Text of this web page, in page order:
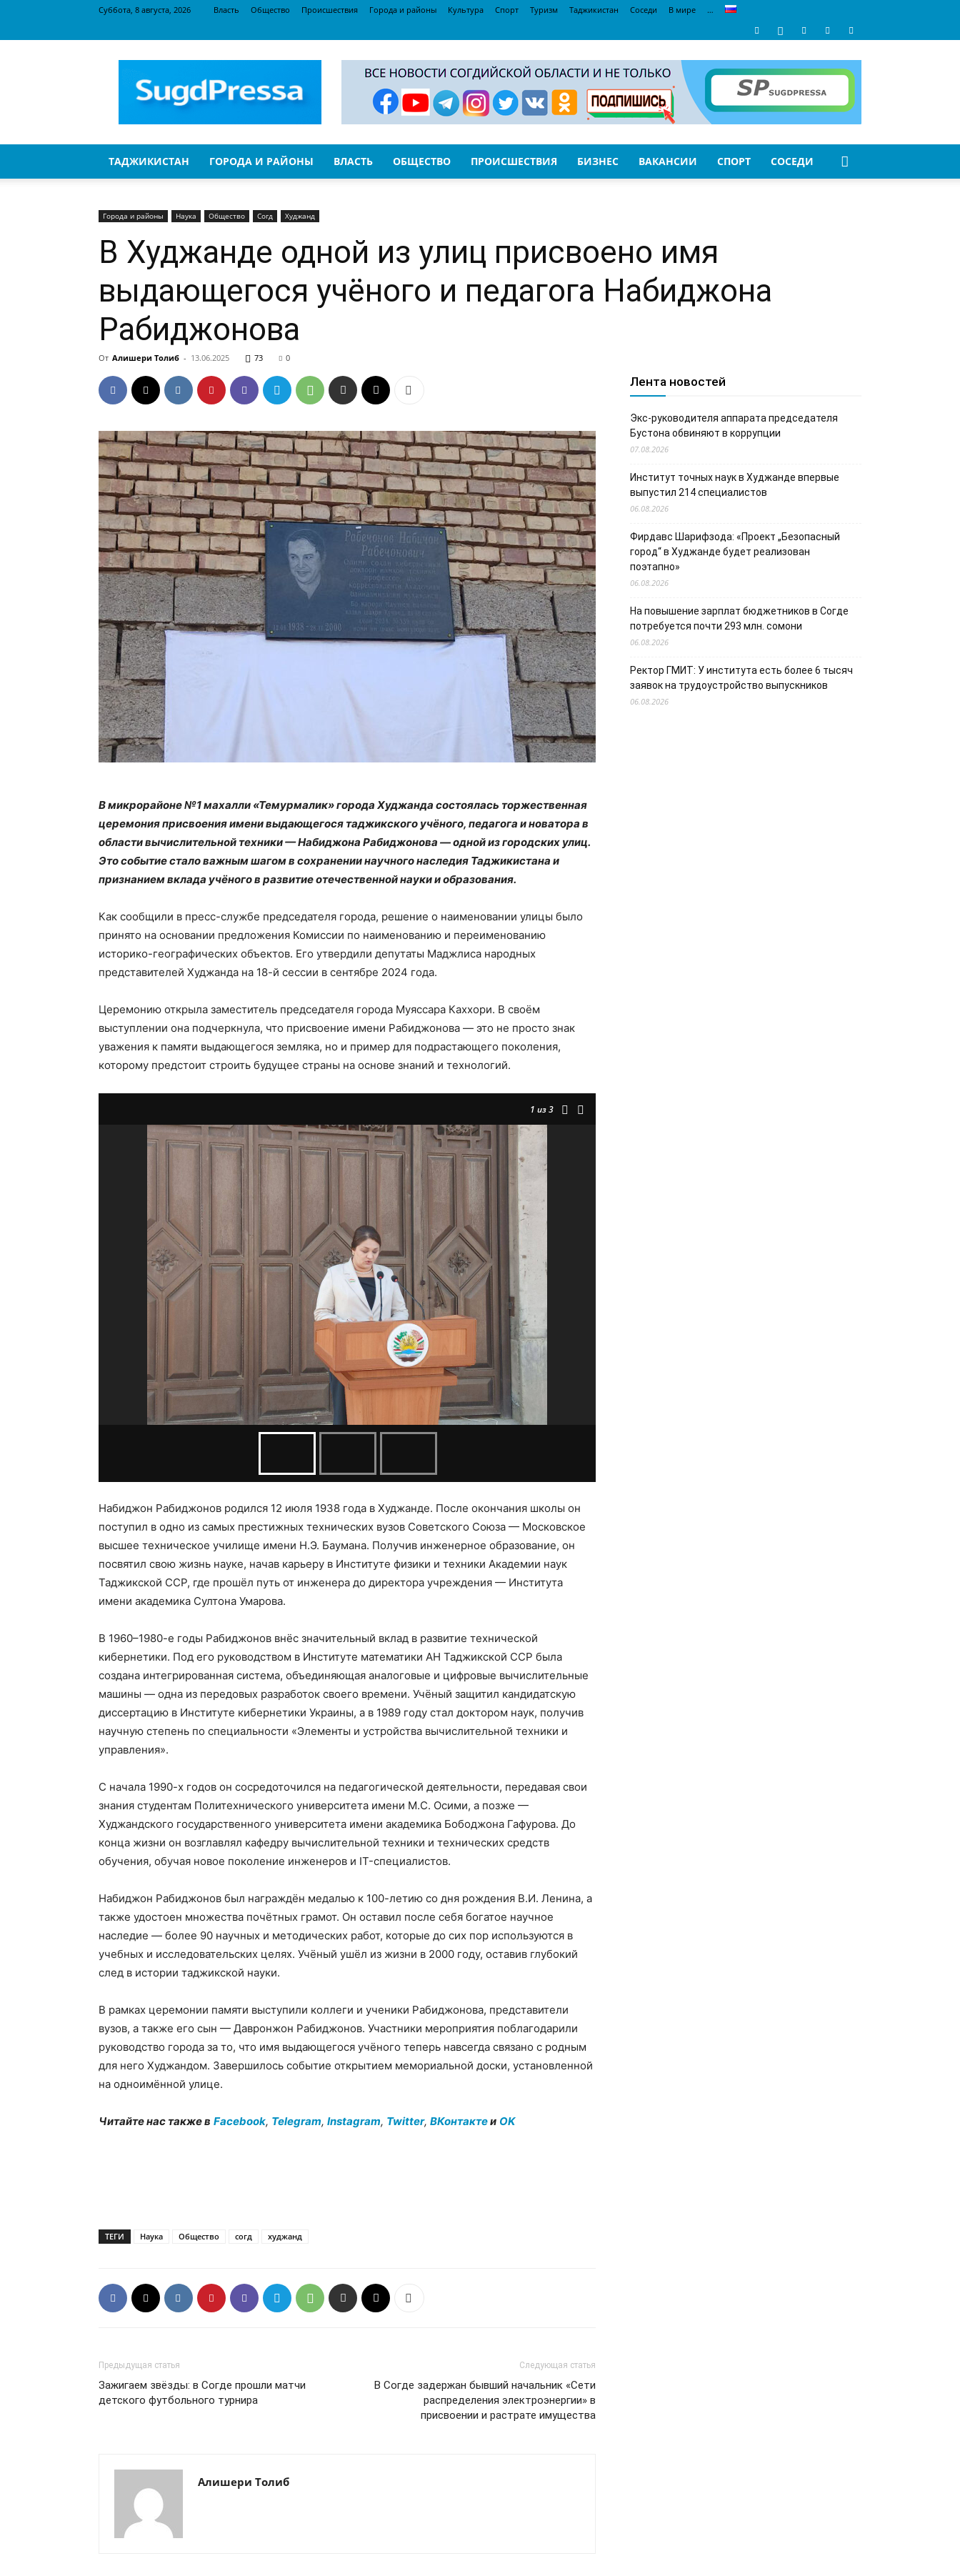
Суббота, 8 августа, 2026 Власть Общество Происшествия Города и районы Культура Спорт Туризм Таджикистан Соседи В мире …
ТАДЖИКИСТАН ГОРОДА И РАЙОНЫ ВЛАСТЬ ОБЩЕСТВО ПРОИСШЕСТВИЯ БИЗНЕС ВАКАНСИИ СПОРТ СОСЕДИ
Города и районы Наука Общество Согд Худжанд
В Худжанде одной из улиц присвоено имя
выдающегося учёного и педагога Набиджона
Рабиджонова
От Алишери Толиб - 13.06.2025 73 0
В микрорайоне №1 махалли «Темурмалик» города Худжанда состоялась торжественная
церемония присвоения имени выдающегося таджикского учёного, педагога и новатора в
области вычислительной техники — Набиджона Рабиджонова — одной из городских улиц.
Это событие стало важным шагом в сохранении научного наследия Таджикистана и
признанием вклада учёного в развитие отечественной науки и образования.
Как сообщили в пресс-службе председателя города, решение о наименовании улицы было
принято на основании предложения Комиссии по наименованию и переименованию
историко-географических объектов. Его утвердили депутаты Маджлиса народных
представителей Худжанда на 18-й сессии в сентябре 2024 года.
Церемонию открыла заместитель председателя города Муяссара Каххори. В своём
выступлении она подчеркнула, что присвоение имени Рабиджонова — это не просто знак
уважения к памяти выдающегося земляка, но и пример для подрастающего поколения,
которому предстоит строить будущее страны на основе знаний и технологий.
1 из 3
Набиджон Рабиджонов родился 12 июля 1938 года в Худжанде. После окончания школы он
поступил в одно из самых престижных технических вузов Советского Союза — Московское
высшее техническое училище имени Н.Э. Баумана. Получив инженерное образование, он
посвятил свою жизнь науке, начав карьеру в Институте физики и техники Академии наук
Таджикской ССР, где прошёл путь от инженера до директора учреждения — Института
имени академика Султона Умарова.
В 1960–1980-е годы Рабиджонов внёс значительный вклад в развитие технической
кибернетики. Под его руководством в Институте математики АН Таджикской ССР была
создана интегрированная система, объединяющая аналоговые и цифровые вычислительные
машины — одна из передовых разработок своего времени. Учёный защитил кандидатскую
диссертацию в Институте кибернетики Украины, а в 1989 году стал доктором наук, получив
научную степень по специальности «Элементы и устройства вычислительной техники и
управления».
С начала 1990-х годов он сосредоточился на педагогической деятельности, передавая свои
знания студентам Политехнического университета имени М.С. Осими, а позже —
Худжандского государственного университета имени академика Бободжона Гафурова. До
конца жизни он возглавлял кафедру вычислительной техники и технических средств
обучения, обучая новое поколение инженеров и IT-специалистов.
Набиджон Рабиджонов был награждён медалью к 100-летию со дня рождения В.И. Ленина, а
также удостоен множества почётных грамот. Он оставил после себя богатое научное
наследие — более 90 научных и методических работ, которые до сих пор используются в
учебных и исследовательских целях. Учёный ушёл из жизни в 2000 году, оставив глубокий
след в истории таджикской науки.
В рамках церемонии памяти выступили коллеги и ученики Рабиджонова, представители
вузов, а также его сын — Давронжон Рабиджонов. Участники мероприятия поблагодарили
руководство города за то, что имя выдающегося учёного теперь навсегда связано с родным
для него Худжандом. Завершилось событие открытием мемориальной доски, установленной
на одноимённой улице.
Читайте нас также в Facebook, Telegram, Instagram, Twitter, ВКонтактеи OK
ТЕГИ Наука Общество согд худжанд
Предыдущая статья
Зажигаем звёзды: в Согде прошли матчи
детского футбольного турнира
Следующая статья
В Согде задержан бывший начальник «Сети
распределения электроэнергии» в
присвоении и растрате имущества
Алишери Толиб
Лента новостей
Экс-руководителя аппарата председателя
Бустона обвиняют в коррупции
07.08.2026
Институт точных наук в Худжанде впервые
выпустил 214 специалистов
06.08.2026
Фирдавс Шарифзода: «Проект „Безопасный
город“ в Худжанде будет реализован
поэтапно»
06.08.2026
На повышение зарплат бюджетников в Согде
потребуется почти 293 млн. сомони
06.08.2026
Ректор ГМИТ: У института есть более 6 тысяч
заявок на трудоустройство выпускников
06.08.2026